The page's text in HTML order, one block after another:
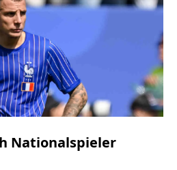
Nationalspieler